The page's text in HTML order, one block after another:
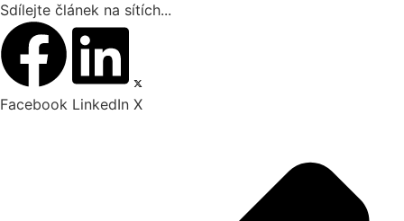
Sdílejte článek na sítích...
Facebook LinkedIn X